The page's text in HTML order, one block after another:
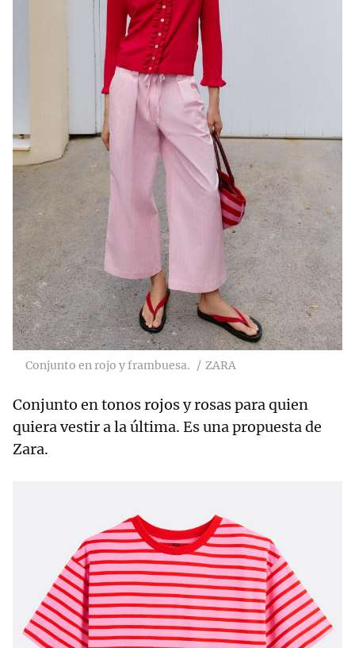
Conjunto en rojo y frambuesa. ZARA
Conjunto en tonos rojos y rosas para quien
quiera vestir a la última. Es una propuesta de
Zara.